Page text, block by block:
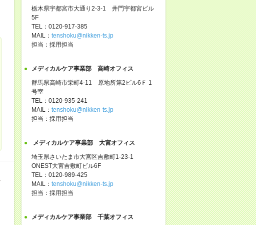
栃木県宇都宮市大通り2-3-1 井門宇都宮ビル
5F
TEL：0120-917-385
MAIL： tenshoku@nikken-ts.jp
担当：採用担当
メディカルケア事業部 高崎オフィス
群馬県高崎市栄町4-11 原地所第2ビル6Ｆ 1
号室
TEL：0120-935-241
MAIL： tenshoku@nikken-ts.jp
担当：採用担当
メディカルケア事業部 大宮オフィス
埼玉県さいたま市大宮区吉敷町1-23-1
ONEST大宮吉敷町ビル6F
TEL：0120-989-425
MAIL： tenshoku@nikken-ts.jp
担当：採用担当
メディカルケア事業部 千葉オフィス